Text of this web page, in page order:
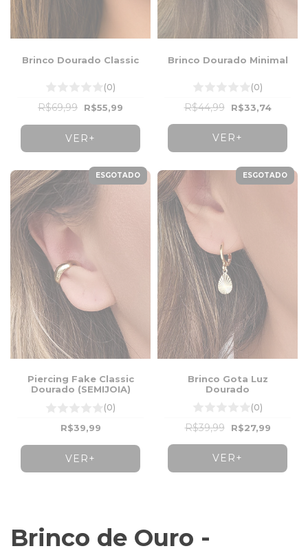
Brinco Dourado Classic
(0)
R$69,99 R$55,99
VER+
Brinco Dourado Minimal
(0)
R$44,99 R$33,74
VER+
ESGOTADO
Piercing Fake Classic
Dourado (SEMIJOIA)
(0)
R$39,99
VER+
ESGOTADO
Brinco Gota Luz
Dourado
(0)
R$39,99 R$27,99
VER+
Brinco de Ouro -